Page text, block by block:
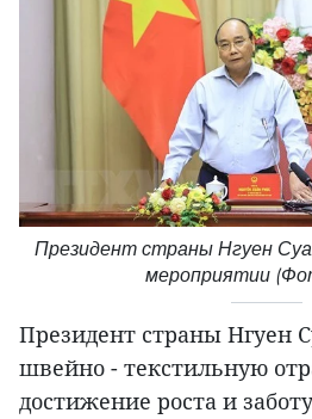
Президент страны Нгуен
мероприятии
Президент страны Нгуен
швейно - текстильную
достижение роста и